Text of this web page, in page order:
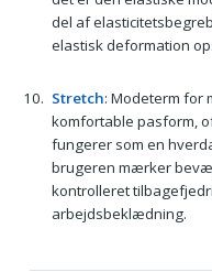
del af
elastisk deformation
Stretch: Modeterm for
komfortable pasform,
fungerer som en
brugeren mærker
kontrolleret
arbejdsbeklædning.